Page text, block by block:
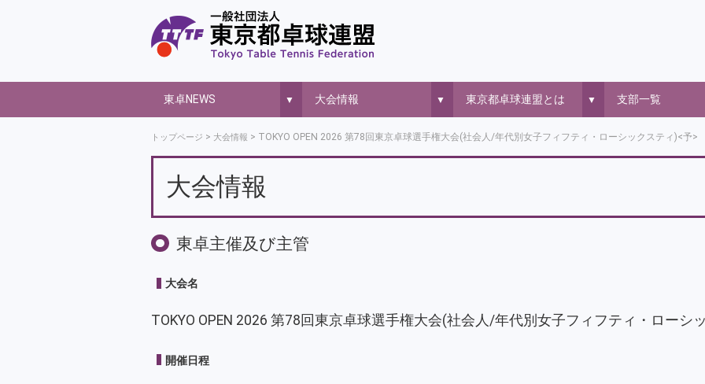
東卓NEWS ▼ 大会情報 ▼ 東京都卓球連盟とは ▼ 支部一覧
トップページ 大会情報 TOKYO OPEN 2026 第78回東京卓球選手権大会(社会人/年代別女子フィフティ・ローシックスティ)<予>
大会情報
東卓主催及び主管
大会名
TOKYO OPEN 2026 第78回東京卓球選手権大会(社会人/年代別女子フィフティ・ローシ
開催日程